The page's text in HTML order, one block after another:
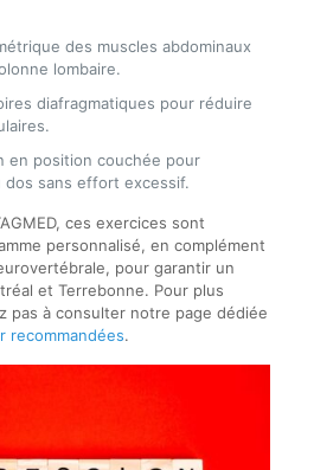
des muscles abdominaux
lombaire.
diafragmatiques pour réduire
en position couchée pour
dos sans effort excessif.
ces exercices sont
personnalisé, en complément
pour garantir un
et Terrebonne. Pour plus
pas à consulter notre page dédiée
recommandées.